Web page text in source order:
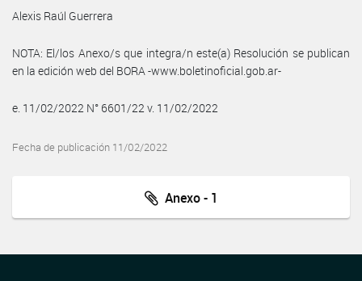
Alexis Raúl Guerrera
NOTA: El/los Anexo/s que integra/n este(a) Resolución se publican
en la edición web del BORA -www.boletinoficial.gob.ar-
e. 11/02/2022 N° 6601/22 v. 11/02/2022
Fecha de publicación 11/02/2022
Anexo - 1